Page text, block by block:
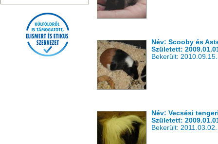
Név: Scooby és
Született:
Bekerült: 2010.09.15.
Név: Vecsési
Született:
Bekerült: 2011.03.02.